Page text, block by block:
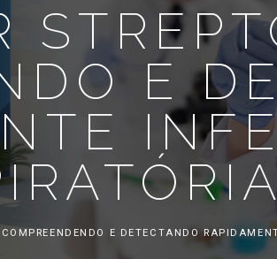
E
E DETECTANDO